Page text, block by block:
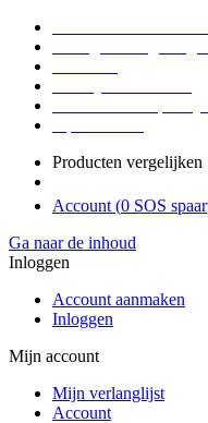
Producten vergelijken
Account (0 SOS
Ga naar de inhoud
Inloggen
Account aanmaken
Inloggen
Mijn account
Mijn verlanglijst
Account